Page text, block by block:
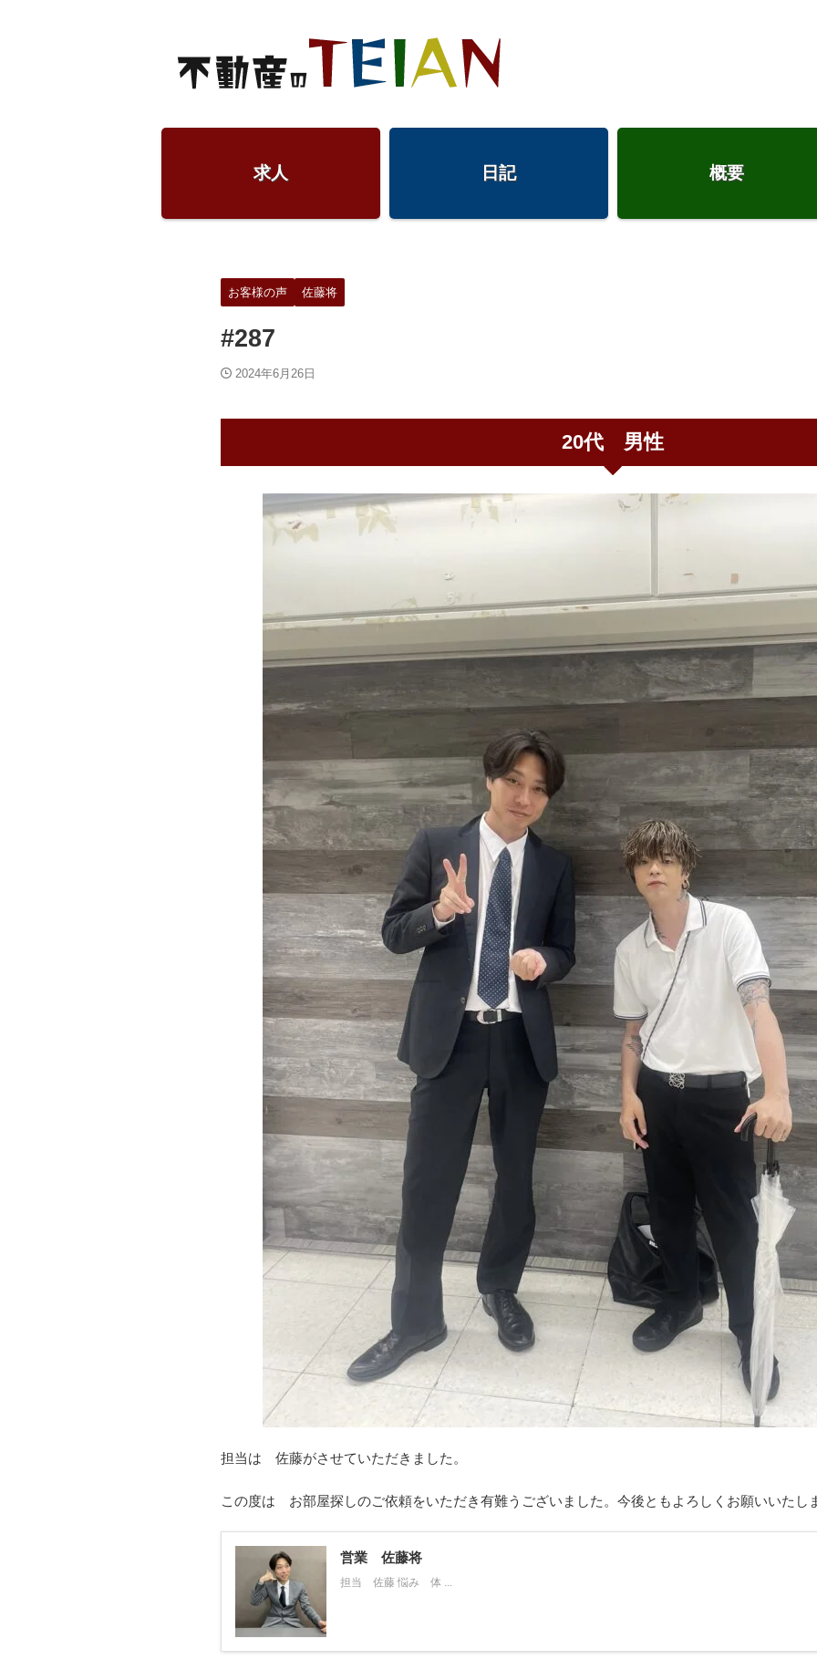
求人 日記 概要
お客様の声 佐藤将
#287
2024年6月26日
20代 男性
担当は 佐藤がさせていただきました。
この度は お部屋探しのご依頼をいただき有難うございました。今後ともよろしくお願いいたし
営業 佐藤将
担当 佐藤 悩み 体 ...